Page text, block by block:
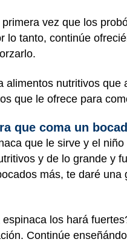
vez que los
lo tanto, continúe
alimentos nutritivos
que le ofrece para
que coma un
que le sirve y el
y de lo grande y
más, te daré
los hará
Continúe